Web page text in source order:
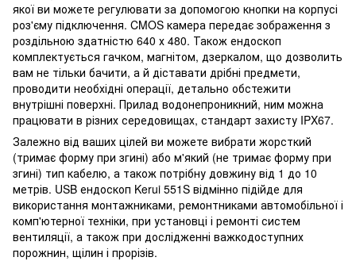
якої ви можете регулювати за допомогою кнопки на корпусі
роз'єму підключення. CMOS камера передає зображення з
роздільною здатністю 640 х 480. Також ендоскоп
комплектується гачком, магнітом, дзеркалом, що дозволить
вам не тільки бачити, а й діставати дрібні предмети,
проводити необхідні операції, детально обстежити
внутрішні поверхні. Прилад водонепроникний, ним можна
працювати в різних середовищах, стандарт захисту IPX67.
Залежно від ваших цілей ви можете вибрати жорсткий
(тримає форму при згині) або м'який (не тримає форму при
згині) тип кабелю, а також потрібну довжину від 1 до 10
метрів. USB ендоскоп Kerui 551S відмінно підійде для
використання монтажниками, ремонтниками автомобільної і
комп'ютерної техніки, при установці і ремонті систем
вентиляції, а також при дослідженні важкодоступних
порожнин, щілин і прорізів.